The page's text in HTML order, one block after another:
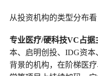
从投资机构的类型分布看
专业医疗/硬科技VC占据
本、启明创投、IDG资
背景的机构，在阶梯医